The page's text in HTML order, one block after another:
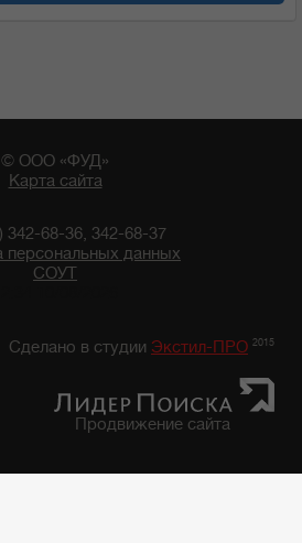
© ООО «ФУД»
Карта сайта
342-68-36, 342-68-37
персональных данных
СОУТ
Сделано в студии Экстил-ПРО 2015
Продвижение сайта